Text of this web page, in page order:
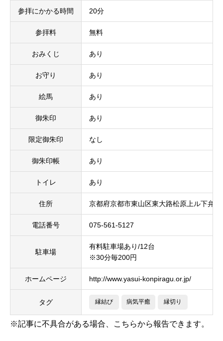
参拝にかかる時間 20分
参拝料 無料
おみくじ あり
お守り あり
絵馬 あり
御朱印 あり
限定御朱印 なし
御朱印帳 あり
トイレ あり
住所 京都府京都市東山区東大路松原上ル下弁
電話番号 075-561-5127
駐車場
有料駐車場あり/12台
※30分毎200円
ホームページ http://www.yasui-konpiragu.or.jp/
タグ 縁結び 病気平癒 縁切り
※記事に不具合がある場合、こちらから報告できます。